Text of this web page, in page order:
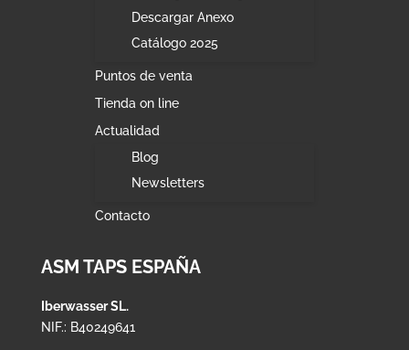
Descargar Anexo
Catálogo 2025
Puntos de venta
Tienda on line
Actualidad
Blog
Newsletters
Contacto
ASM TAPS ESPAÑA
Iberwasser SL.
NIF.: B40249641